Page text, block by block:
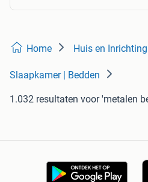
Home Huis en Inrichting
Slaapkamer | Bedden
1.032 resultaten voor 'metalen